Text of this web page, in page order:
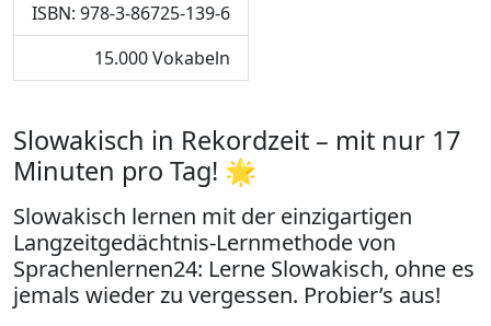
ISBN: 978-3-86725-139-6
15.000 Vokabeln
Slowakisch in Rekordzeit – mit nur 17
Minuten pro Tag! 🌟
Slowakisch lernen mit der einzigartigen
Langzeitgedächtnis-Lernmethode von
Sprachenlernen24: Lerne Slowakisch, ohne es
jemals wieder zu vergessen. Probier’s aus!